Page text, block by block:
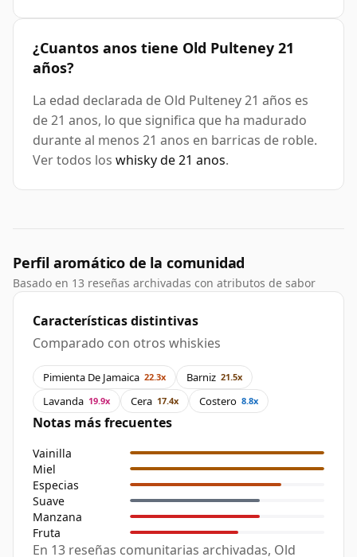
¿Cuantos anos tiene Old Pulteney 21
años?
La edad declarada de Old Pulteney 21 años es
de 21 anos, lo que significa que ha madurado
durante al menos 21 anos en barricas de roble.
Ver todos los whisky de 21 anos.
Perfil aromático de la comunidad
Basado en 13 reseñas archivadas con atributos de sabor
Características distintivas
Comparado con otros whiskies
Pimienta De Jamaica 22.3x Barniz 21.5x
Lavanda 19.9x Cera 17.4x Costero 8.8x
Notas más frecuentes
Vainilla
Miel
Especias
Suave
Manzana
Fruta
En 13 reseñas comunitarias archivadas, Old